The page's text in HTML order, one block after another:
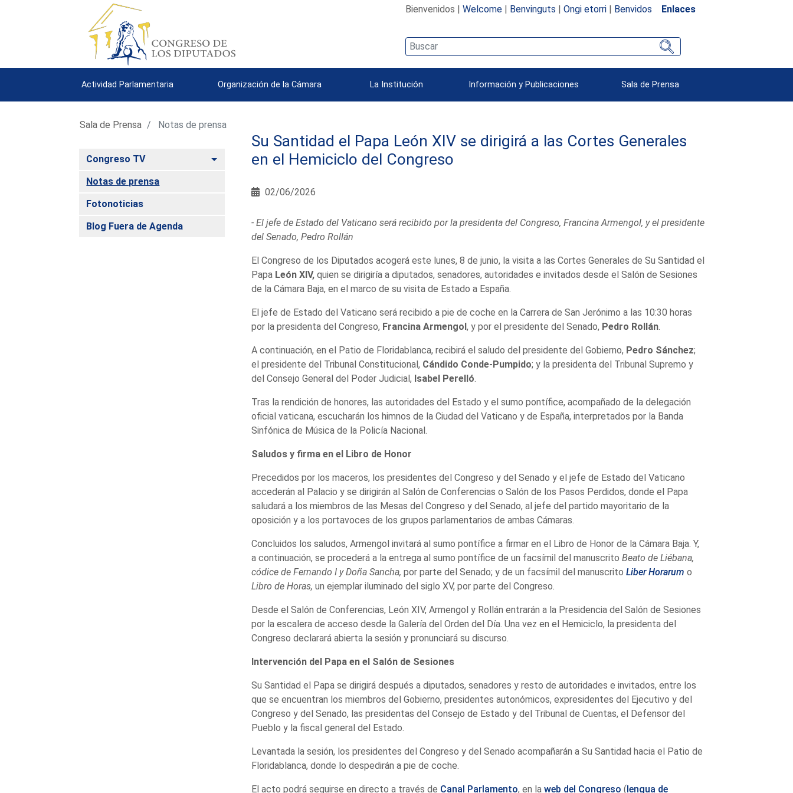
Bienvenidos | Welcome| Benvinguts | Ongi etorri| Benvidos Enlaces
Actividad Parlamentaria Organización de la Cámara La Institución Información y Publicaciones Sala de Prensa
Sala de Prensa Notas de prensa
Congreso TV Alternar
Notas de prensa
Fotonoticias
Blog Fuera de Agenda
Su Santidad el Papa León XIV se dirigirá a las Cortes Generales
en el Hemiciclo del Congreso
02/06/2026
- El jefe de Estado del Vaticano será recibido por la presidenta del Congreso, Francina Armengol, y el presidente
del Senado, Pedro Rollán
El Congreso de los Diputados acogerá este lunes, 8 de junio, la visita a las Cortes Generales de Su Santidad el
Papa León XIV, quien se dirigiría a diputados, senadores, autoridades e invitados desde el Salón de Sesiones
de la Cámara Baja, en el marco de su visita de Estado a España.
El jefe de Estado del Vaticano será recibido a pie de coche en la Carrera de San Jerónimo a las 10:30 horas
por la presidenta del Congreso, Francina Armengol, y por el presidente del Senado, Pedro Rollán.
A continuación, en el Patio de Floridablanca, recibirá el saludo del presidente del Gobierno, Pedro Sánchez;
el presidente del Tribunal Constitucional, Cándido Conde-Pumpido; y la presidenta del Tribunal Supremo y
del Consejo General del Poder Judicial, Isabel Perelló
Tras la rendición de honores, las autoridades del Estado y el sumo pontífice, acompañado de la delegación
oficial vaticana, escucharán los himnos de la Ciudad del Vaticano y de España, interpretados por la Banda
Sinfónica de Música de la Policía Nacional.
Saludos y firma en el Libro de Honor
Precedidos por los maceros, los presidentes del Congreso y del Senado y el jefe de Estado del Vaticano
accederán al Palacio y se dirigirán al Salón de Conferencias o Salón de los Pasos Perdidos, donde el Papa
saludará a los miembros de las Mesas del Congreso y del Senado, al jefe del partido mayoritario de la
oposición y a los portavoces de los grupos parlamentarios de ambas Cámaras.
Concluidos los saludos, Armengol invitará al sumo pontífice a firmar en el Libro de Honor de la Cámara Baja. Y,
a continuación, se procederá a la entrega al sumo pontífice de un facsímil del manuscrito Beato de Liébana,
códice de Fernando I y Doña Sancha, por parte del Senado; y de un facsímil del manuscrito Liber Horarum o
Libro de Horas, un ejemplar iluminado del siglo XV, por parte del Congreso.
Desde el Salón de Conferencias, León XIV, Armengol y Rollán entrarán a la Presidencia del Salón de Sesiones
por la escalera de acceso desde la Galería del Orden del Día. Una vez en el Hemiciclo, la presidenta del
Congreso declarará abierta la sesión y pronunciará su discurso.
Intervención del Papa en el Salón de Sesiones
Su Santidad el Papa se dirigirá después a diputados, senadores y resto de autoridades e invitados, entre los
que se encuentran los miembros del Gobierno, presidentes autonómicos, expresidentes del Ejecutivo y del
Congreso y del Senado, las presidentas del Consejo de Estado y del Tribunal de Cuentas, el Defensor del
Pueblo y la fiscal general del Estado.
Levantada la sesión, los presidentes del Congreso y del Senado acompañarán a Su Santidad hacia el Patio de
Floridablanca, donde lo despedirán a pie de coche.
El acto podrá seguirse en directo a través de Canal Parlamento, en la web del Congreso (lengua de